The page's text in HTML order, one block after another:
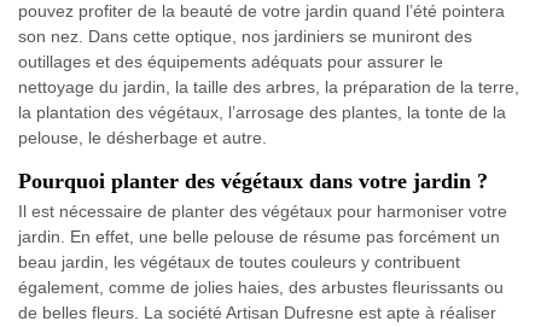
pouvez profiter de la beauté de votre jardin quand l’été pointera
son nez. Dans cette optique, nos jardiniers se muniront des
outillages et des équipements adéquats pour assurer le
nettoyage du jardin, la taille des arbres, la préparation de la terre,
la plantation des végétaux, l’arrosage des plantes, la tonte de la
pelouse, le désherbage et autre.
Pourquoi planter des végétaux dans votre jardin ?
Il est nécessaire de planter des végétaux pour harmoniser votre
jardin. En effet, une belle pelouse de résume pas forcément un
beau jardin, les végétaux de toutes couleurs y contribuent
également, comme de jolies haies, des arbustes fleurissants ou
de belles fleurs. La société Artisan Dufresne est apte à réaliser